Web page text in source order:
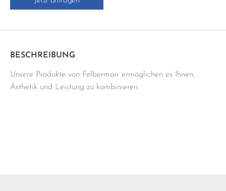
BESCHREIBUNG
Unsere Produkte von Felbermair ermöglichen es Ihnen,
Ästhetik und Leistung zu kombinieren.